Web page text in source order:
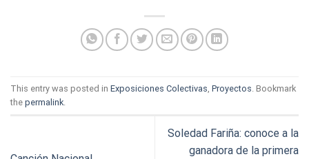
This entry was posted in Exposiciones Colectivas Proyectos . Bookmark
the permalink
Soledad Fariña: conoce a la
ganadora de la primera